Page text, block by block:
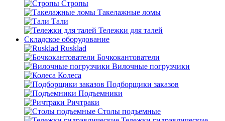
Стропы
Такелажные ломы
Тали
Тележки для талей
Складское оборудование
Rusklad
Бочкокантователи
Вилочные погрузчики
Колеса
Подборщики заказов
Подъемники
Ричтраки
Столы подъемные